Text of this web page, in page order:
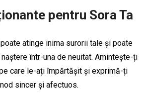
pentru Sora Ta
atinge inima surorii tale și poate
într-una de neuitat. Amintește-ți
care le-ați împărtășit și exprimă-ți
sincer și afectuos.